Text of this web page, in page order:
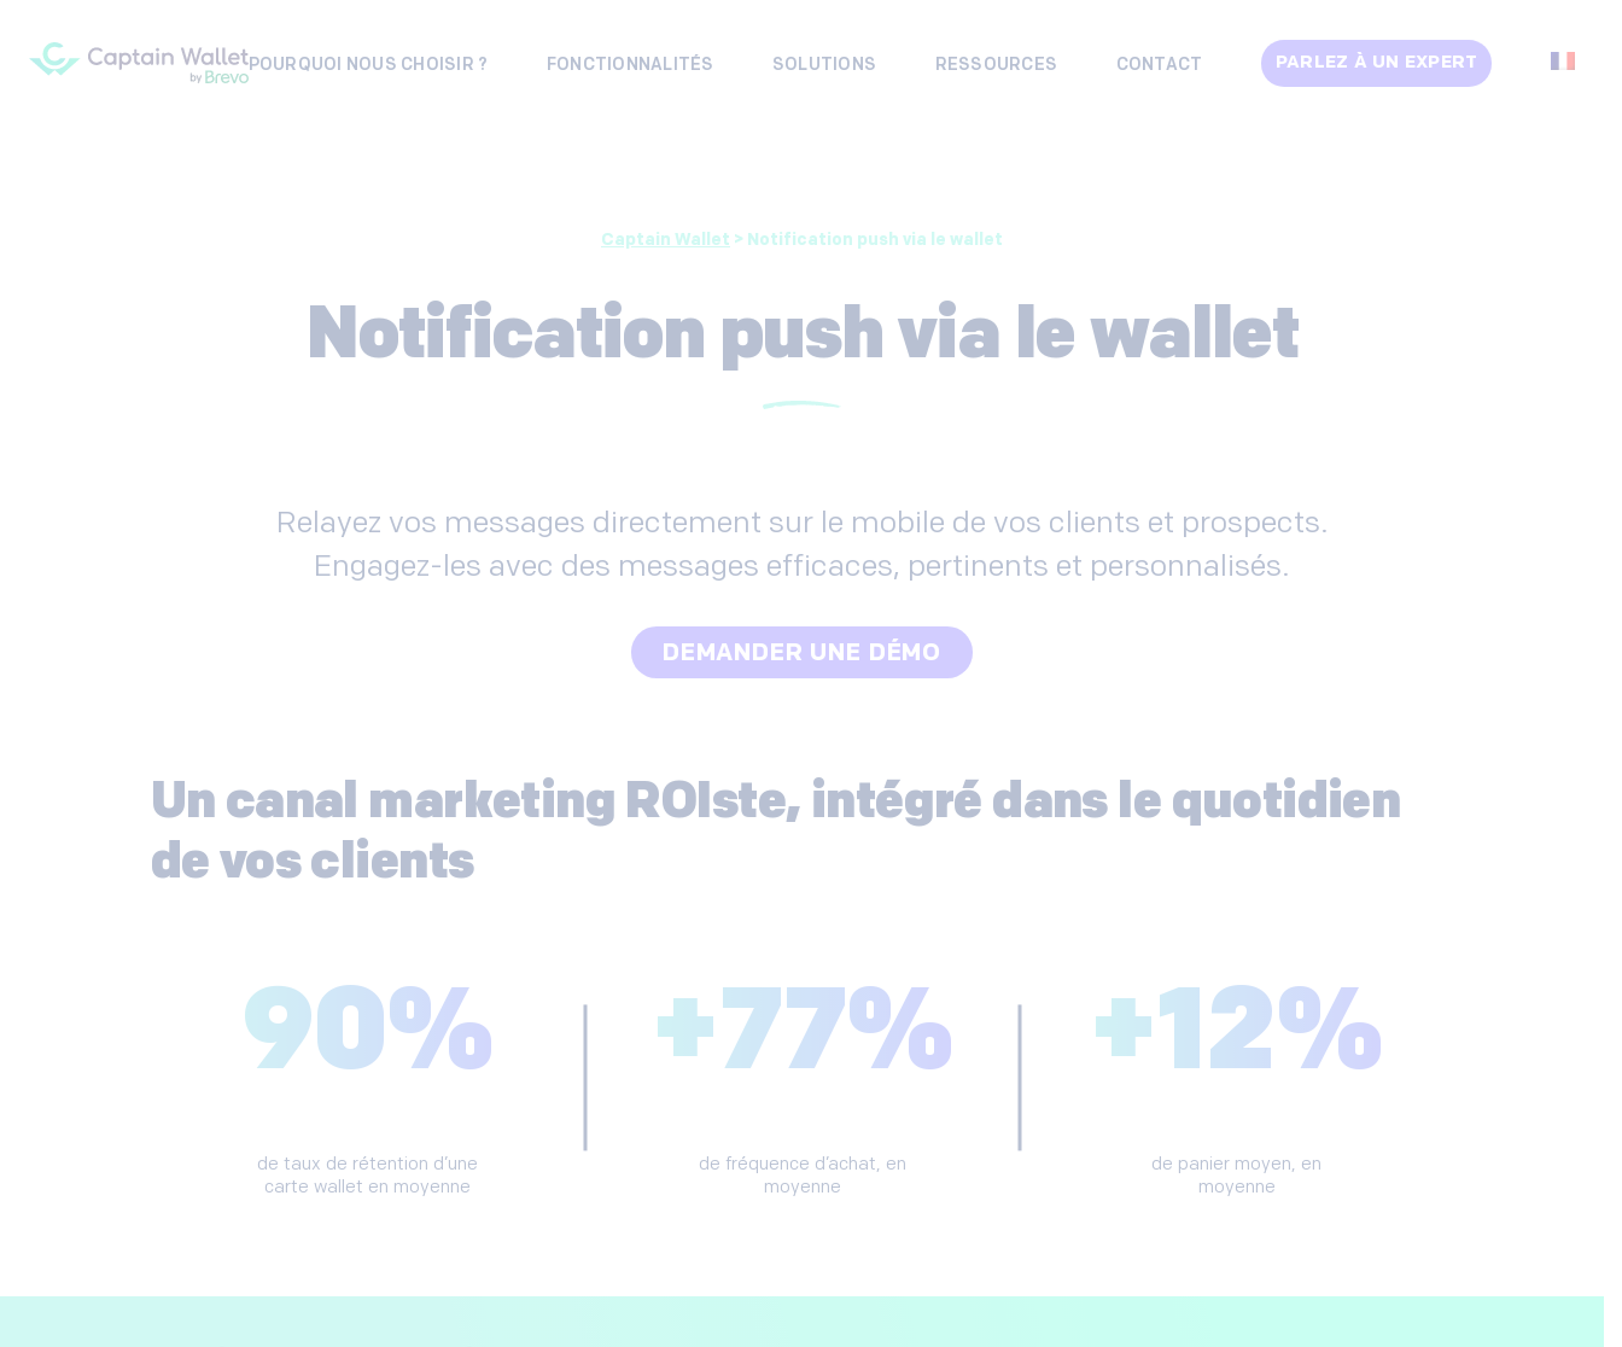
POURQUOI NOUS CHOISIR ? FONCTIONNALITÉS SOLUTIONS RESSOURCES CONTACT PARLEZ À UN EXPERT
Captain Wallet > Notification push via le wallet
Notification push via le wallet
Relayez vos messages directement sur le mobile de vos clients et prospects.
Engagez-les avec des messages efficaces, pertinents et personnalisés.
DEMANDER UNE DÉMO
Un canal marketing ROIste, intégré dans le quotidien
de vos clients
90%
de taux de rétention d’une
carte wallet en moyenne
+77%
de fréquence d’achat, en
moyenne
+12%
de panier moyen, en
moyenne